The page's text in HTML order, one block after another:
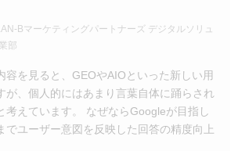
Bマーケティングパートナーズ デジタルソリュ
部
容を見ると、GEOやAIOといった新しい用
が、個人的にはあまり言葉自体に踊らされ
考えています。 なぜならGoogleが目指し
でユーザー意図を反映した回答の精度向上